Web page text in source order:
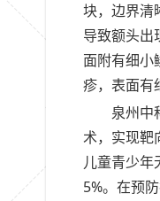
块，边界清
导致额头出
面附有细小
疹，表面有
泉州中
术，实现靶
儿童青少
5%。在预